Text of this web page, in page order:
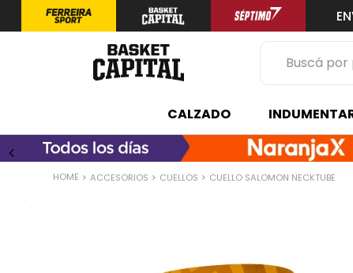
Buscá por
2.
niño
3 .
zapatillas
CALZADO
ACCESORIOS CUELLOS CUELLO SALOMON NECKTUBE